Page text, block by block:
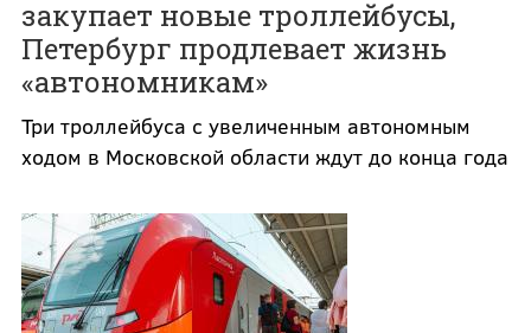
закупает новые троллейбусы,
Петербург продлевает жизнь
«автономникам»
Три троллейбуса с увеличенным автономным
ходом в Московской области ждут до конца года